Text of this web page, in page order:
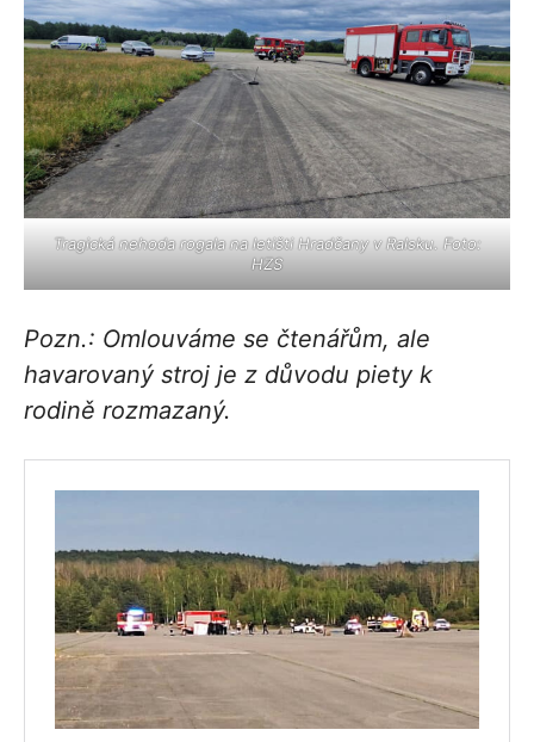
Tragická nehoda rogala na letišti Hradčany v Ralsku. Foto:
HZS
Pozn.: Omlouváme se čtenářům, ale
havarovaný stroj je z důvodu piety k
rodině rozmazaný.